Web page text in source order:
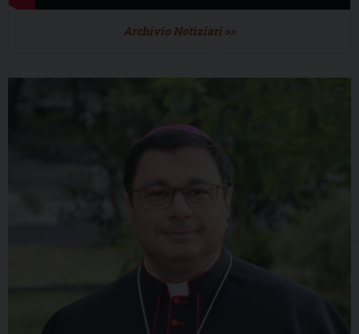
Archivio Notiziari >>